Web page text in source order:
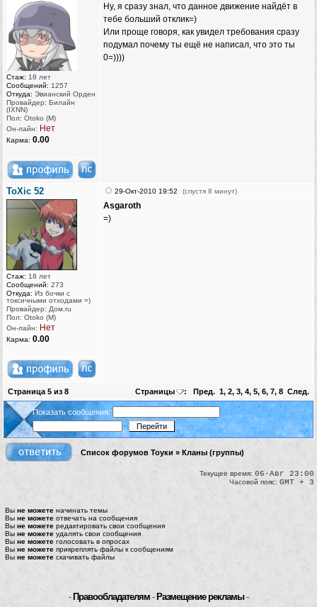
Стаж: 18 лет
Сообщений: 1257
Откуда: Эвианский Орден
Провайдер: Билайн
(IXNN)
Пол: Otoko (M)
Он-лайн: Нет
Карма: 0.00
Ну, я сразу знал, что данное движение найдёт в
тебе больший отклик=)
Или проще говоря, как увидел требования сразу
подумал почему ты ещё не написал, что это ты
0=))))
ToXic 52
Стаж: 18 лет
Сообщений: 273
Откуда: Из бочки с
токсичными отходами =)
Провайдер: Дом.ru
Пол: Otoko (M)
Он-лайн: Нет
Карма: 0.00
29-Окт-2010 19:52 (спустя 8 минут)
Asgaroth
=)
Страница 5 из 8 Страницы : Пред. 1, 2, 3, 4, 5, 6, 7, 8 След.
Показать сообщения:
Список форумов Тоуки » Кланы (группы)
Текущее время: 06-Авг 23:00
Часовой пояс: GMT + 3
Вы не можете начинать темы
Вы не можете отвечать на сообщения
Вы не можете редактировать свои сообщения
Вы не можете удалять свои сообщения
Вы не можете голосовать в опросах
Вы не можете прикреплять файлы к сообщениям
Вы не можете скачивать файлы
- Правообладателям - Размещение рекламы-